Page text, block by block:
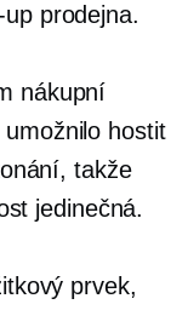
upprodejna.
nákupní
hostit
takže
jedinečná.
prvek,